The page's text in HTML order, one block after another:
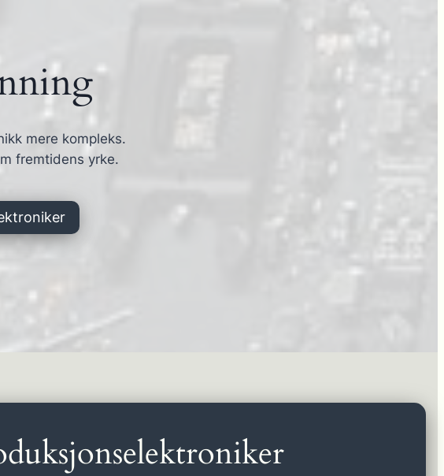
mere kompleks.
fremtidens yrke.